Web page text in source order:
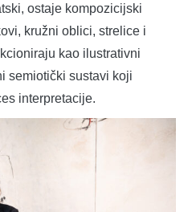
ostaje kompozicijski
kružni oblici, strelice i
kao ilustrativni
semiotički sustavi koji
interpretacije.